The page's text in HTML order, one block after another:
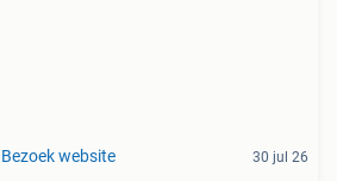
Bezoek website 30 jul 26